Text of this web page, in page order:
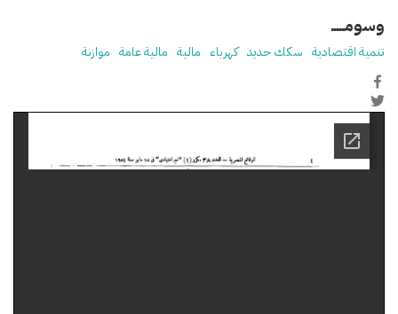
وسومـــــ
تنمية اقتصادية سكك حديد كهرباء مالية مالية عامة موازنة